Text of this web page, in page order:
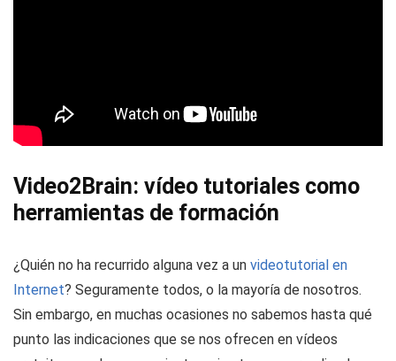
Video2Brain: vídeo tutoriales como
herramientas de formación
¿Quién no ha recurrido alguna vez a un videotutorial en
Internet? Seguramente todos, o la mayoría de nosotros.
Sin embargo, en muchas ocasiones no sabemos hasta qué
punto las indicaciones que se nos ofrecen en vídeos